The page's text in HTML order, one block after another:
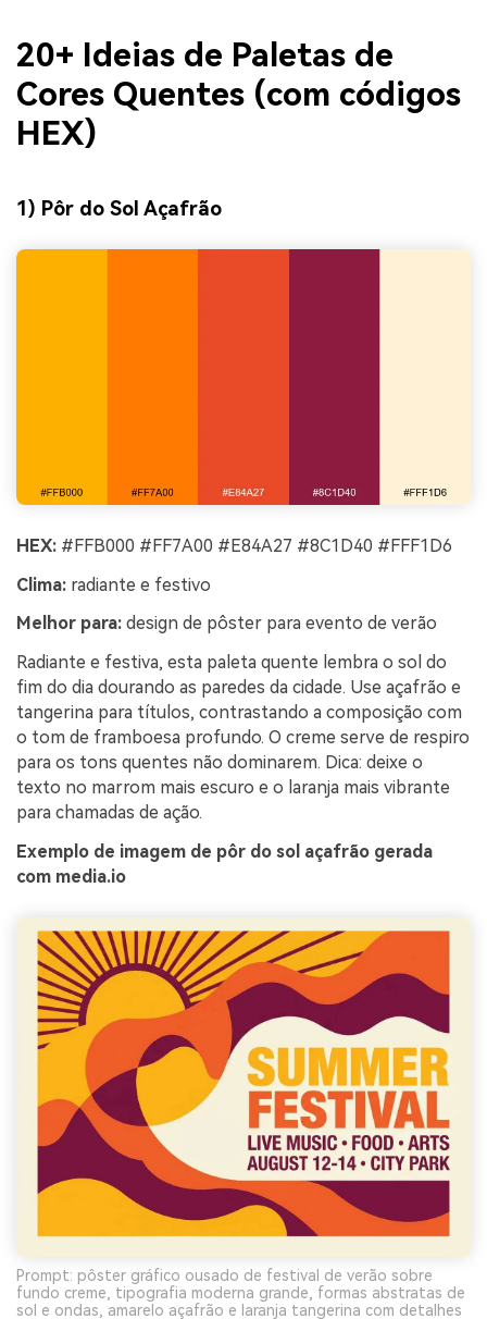
20+ Ideias de Paletas de
Cores Quentes (com códigos
HEX)
1) Pôr do Sol Açafrão
HEX: #FFB000 #FF7A00 #E84A27 #8C1D40 #FFF1D6
Clima: radiante e festivo
Melhor para: design de pôster para evento de verão
Radiante e festiva, esta paleta quente lembra o sol do
fim do dia dourando as paredes da cidade. Use açafrão e
tangerina para títulos, contrastando a composição com
o tom de framboesa profundo. O creme serve de respiro
para os tons quentes não dominarem. Dica: deixe o
texto no marrom mais escuro e o laranja mais vibrante
para chamadas de ação.
Exemplo de imagem de pôr do sol açafrão gerada
com media.io
Prompt: pôster gráfico ousado de festival de verão sobre
fundo creme, tipografia moderna grande, formas abstratas de
sol e ondas, amarelo açafrão e laranja tangerina com detalhes